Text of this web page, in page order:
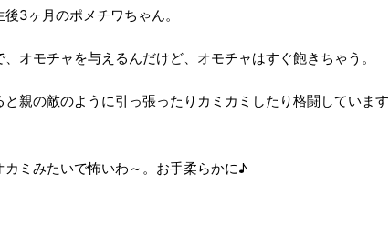
3ヶ月のポメチワちゃん。
オモチャを与えるんだけど、オモチャはすぐ飽きちゃう。
親の敵のように引っ張ったりカミカミしたり格闘しています
ミみたいで怖いわ～。お手柔らかに♪